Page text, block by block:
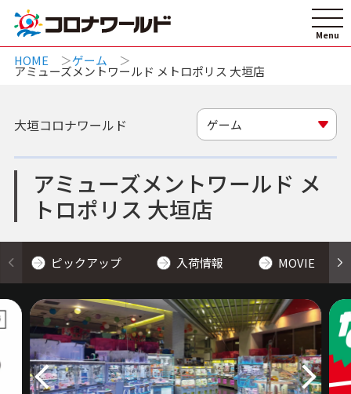
HOME ゲーム
アミューズメントワールド メトロポリス 大垣店
アミューズメントワールド メ
トロポリス 大垣店
大垣コロナワールド ゲーム
ピックアップ 入荷情報 MOVIE